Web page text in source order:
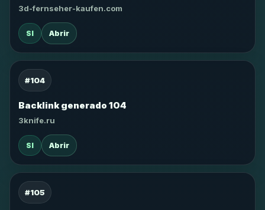
3d-fernseher-kaufen.com
SI Abrir
#104
Backlink generado 104
3knife.ru
SI Abrir
#105